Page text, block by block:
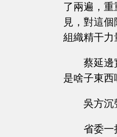
了兩遍，
見，對這
組織精干力
蔡延邊
是啥子東
吳方沉
省委一